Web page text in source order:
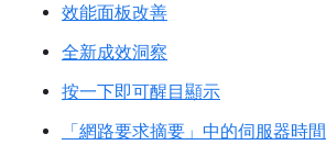
效能面板改善
全新成效洞察
按一下即可醒目顯示
「網路要求摘要」中的伺服器時間